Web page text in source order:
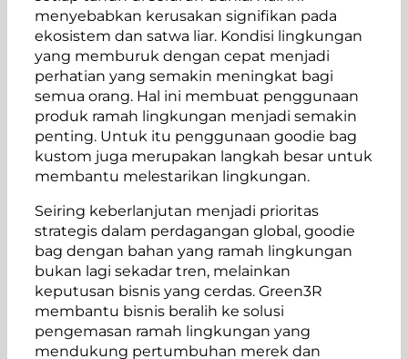
menyebabkan kerusakan signifikan pada
ekosistem dan satwa liar. Kondisi lingkungan
yang memburuk dengan cepat menjadi
perhatian yang semakin meningkat bagi
semua orang. Hal ini membuat penggunaan
produk ramah lingkungan menjadi semakin
penting. Untuk itu penggunaan goodie bag
kustom juga merupakan langkah besar untuk
membantu melestarikan lingkungan.
Seiring keberlanjutan menjadi prioritas
strategis dalam perdagangan global, goodie
bag dengan bahan yang ramah lingkungan
bukan lagi sekadar tren, melainkan
keputusan bisnis yang cerdas. Green3R
membantu bisnis beralih ke solusi
pengemasan ramah lingkungan yang
mendukung pertumbuhan merek dan